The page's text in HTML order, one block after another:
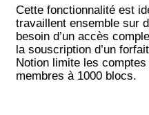
Cette fonctionnalité est
travaillent ensemble sur
besoin d’un accès
la souscription d’un
Notion limite les
membres à 1000 blocs.